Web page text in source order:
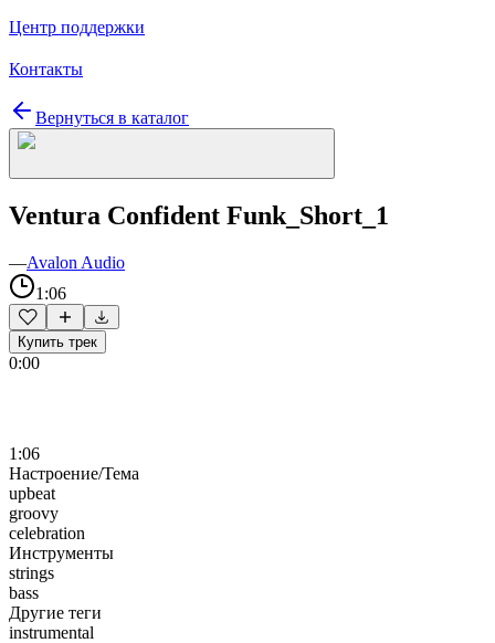
Центр поддержки
Контакты
Вернуться в каталог
Ventura Confident Funk_Short_1
—Avalon Audio
1:06
Купить трек
0:00
1:06
Настроение/Тема
upbeat
groovy
celebration
Инструменты
strings
bass
Другие теги
instrumental